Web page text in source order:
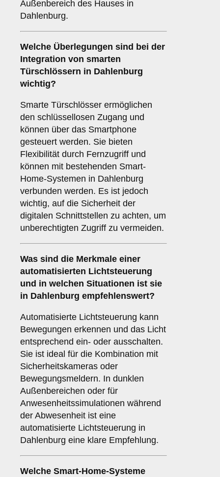
Außenbereich des Hauses in
Dahlenburg.
Welche Überlegungen sind bei der
Integration von smarten
Türschlössern in Dahlenburg
wichtig?
Smarte Türschlösser ermöglichen
den schlüssellosen Zugang und
können über das Smartphone
gesteuert werden. Sie bieten
Flexibilität durch Fernzugriff und
können mit bestehenden Smart-
Home-Systemen in Dahlenburg
verbunden werden. Es ist jedoch
wichtig, auf die Sicherheit der
digitalen Schnittstellen zu achten, um
unberechtigten Zugriff zu vermeiden.
Was sind die Merkmale einer
automatisierten Lichtsteuerung
und in welchen Situationen ist sie
in Dahlenburg empfehlenswert?
Automatisierte Lichtsteuerung kann
Bewegungen erkennen und das Licht
entsprechend ein- oder ausschalten.
Sie ist ideal für die Kombination mit
Sicherheitskameras oder
Bewegungsmeldern. In dunklen
Außenbereichen oder für
Anwesenheitssimulationen während
der Abwesenheit ist eine
automatisierte Lichtsteuerung in
Dahlenburg eine klare Empfehlung.
Welche Smart-Home-Systeme